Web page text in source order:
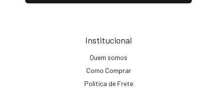
Institucional
Quem somos
Como Comprar
Política de Frete